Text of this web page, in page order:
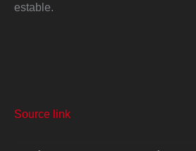
estable.
Source link